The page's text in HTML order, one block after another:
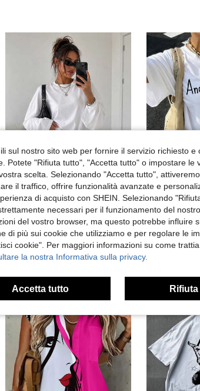
Maglietta da donna a maniche lunghe con scollo tondo, vestibilità regolare ampia, versatile e casual, nuovo top taglie forti per autunno/inverno, essenziale autunnale facile da abbinare
7.64€
Magazzino EU
4.97€ 5.91€
4-7 giorni
sul nostro sito web per fornire il servizio richiesto e
Potete "Rifiuta tutto", "Accetta tutto" o impostare le
scelta. Selezionando "Accetta tutto",
il traffico, offrire funzionalità avanzate e
di acquisto con SHEIN. Selezionando
necessari per il funzionamento del
del vostro browser, ma questo potrebbe influire
di più sui cookie che utilizziamo e per regolare le
cookie". Per maggiori informazioni su come
la nostra Informativa sulla privacy.
Accetta tutto